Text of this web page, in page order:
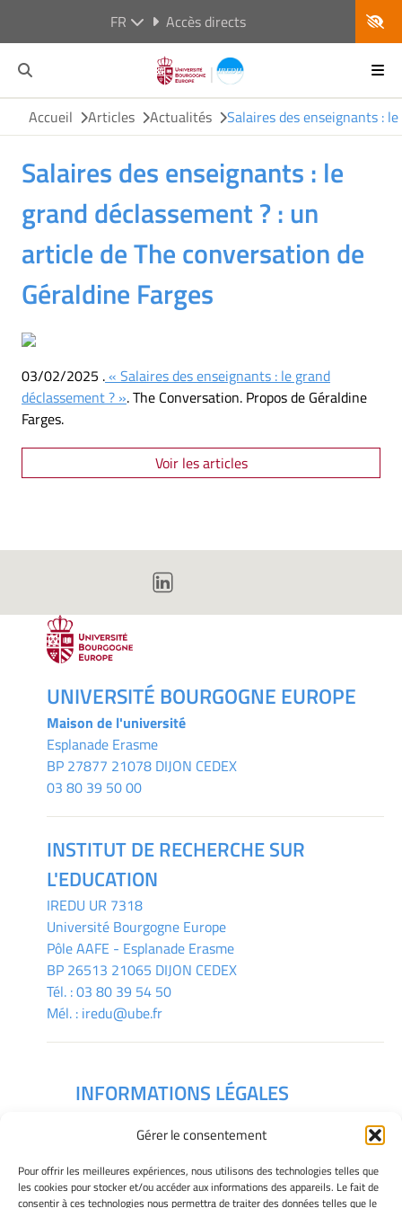
Gérer le consentement
Pour offrir les meilleures expériences, nous utilisons des technologies telles que
les cookies pour stocker et/ou accéder aux informations des appareils. Le fait de
consentir à ces technologies nous permettra de traiter des données telles que le
FR Accès directs
Accueil Articles Actualités Salaires des enseignants :
Salaires des enseignants : le
grand déclassement ? : un
article de The conversation de
Géraldine Farges
03/02/2025 .« Salaires des enseignants : le grand
déclassement ? ». The Conversation. Propos de Géraldine
Farges.
Voir les articles
UNIVERSITÉ BOURGOGNE EUROPE
Maison de l'université
Esplanade Erasme
BP 27877 21078 DIJON CEDEX
03 80 39 50 00
INSTITUT DE RECHERCHE SUR
L'EDUCATION
IREDU UR 7318
Université Bourgogne Europe
Pôle AAFE - Esplanade Erasme
BP 26513 21065 DIJON CEDEX
Tél. :03 80 39 54 50
Mél. : iredu@ube.fr
INFORMATIONS LÉGALES
Gérer mes cookies
Déclaration de confidentialité
Politique des cookies